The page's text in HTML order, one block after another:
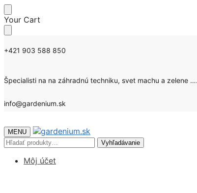
Skip
to
Skip
to
Your Cart
+421 903 588 850
Špecialisti na na záhradnú techniku, svet machu a zelene ….
info@gardenium.sk
MENU
Hľadať: Vyhľadávanie
Môj účet